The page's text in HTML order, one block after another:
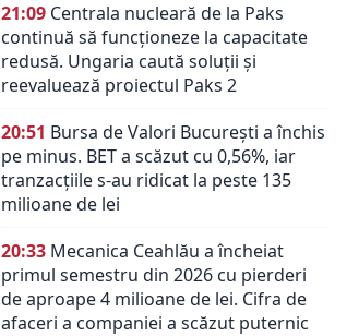
21:09 Centrala nucleară de la Paks
continuă să funcționeze la capacitate
redusă. Ungaria caută soluții și
reevaluează proiectul Paks 2
20:51 Bursa de Valori București a închis
pe minus. BET a scăzut cu 0,56%, iar
tranzacțiile s-au ridicat la peste 135
milioane de lei
20:33 Mecanica Ceahlău a încheiat
primul semestru din 2026 cu pierderi
de aproape 4 milioane de lei. Cifra de
afaceri a companiei a scăzut puternic